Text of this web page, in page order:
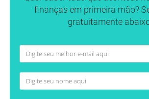
finanças em primeira mão?
gratuitamente